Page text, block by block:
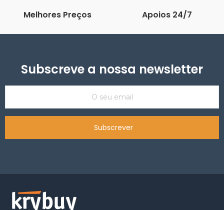
Melhores Preços Apoios 24/7
Subscreve a nossa newsletter
Subscrever